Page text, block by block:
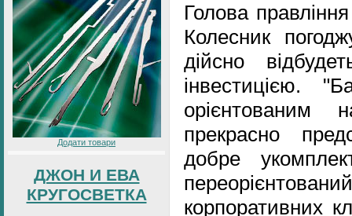
Додати товари
ДЖОН И ЕВА
КРУГОСВЕТКА
Голова
Колесник
дійсно
інвестицією.
орієнтованим
прекрасно
добре
корпоративних